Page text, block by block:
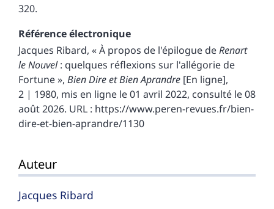
320.
Référence électronique
Jacques Ribard, « À propos de l'épilogue deRenart
le Nouvel: quelques réflexions sur l'allégorie de
Fortune », Bien Dire et Bien Aprandre [En ligne],
2 | 1980, mis en ligne le 01 avril 2022, consulté le 08
août 2026. URL : https://www.peren-revues.fr/bien-
dire-et-bien-aprandre/1130
Auteur
Jacques Ribard